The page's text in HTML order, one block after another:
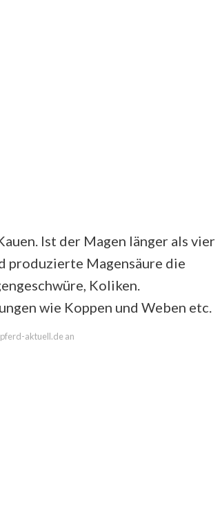
Ist der Magen länger als vier
produzierte Magensäure die
Koliken.
wie Koppen und Weben etc.
aktuell.de an